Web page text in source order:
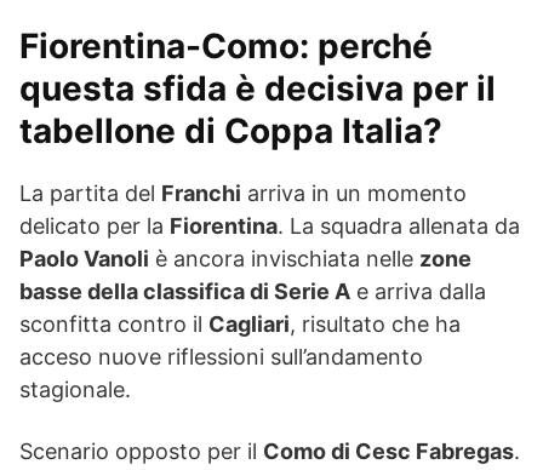
Fiorentina-Como: perché
questa sfida è decisiva per il
tabellone di Coppa Italia?
La partita del Franchi arriva in un momento
delicato per la Fiorentina. La squadra allenata da
Paolo Vanoli è ancora invischiata nelle zone
basse della classifica di Serie A e arriva dalla
sconfitta contro il Cagliari, risultato che ha
acceso nuove riflessioni sull’andamento
stagionale.
Scenario opposto per il Como di Cesc Fabregas.